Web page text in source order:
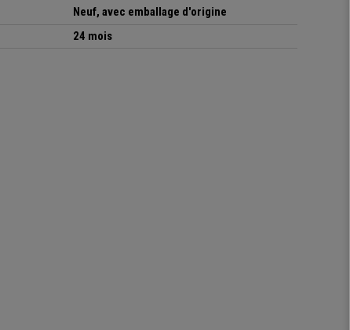
Neuf, avec emballage d'origine
24 mois